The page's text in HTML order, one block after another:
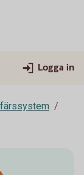
Logga in